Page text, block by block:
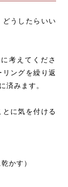
うしたらいい
考えてくださ
ングを繰り返
済みます。
に気を付ける
かす）